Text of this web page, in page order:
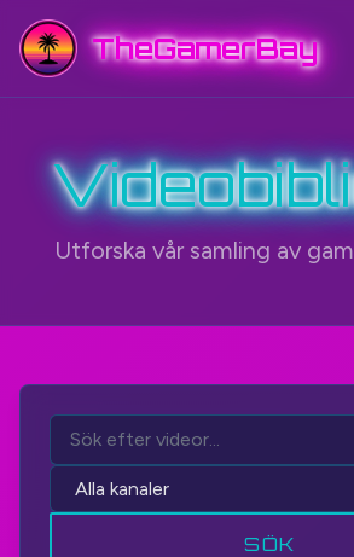
TheGamerBay
Utforska vår samling av
SÖK